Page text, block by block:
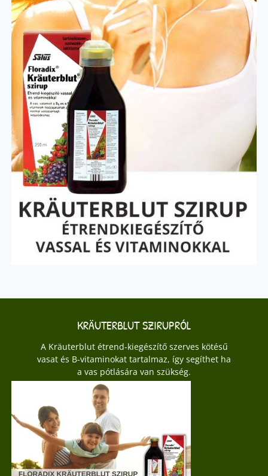
KRÄUTERBLUT SZIRUPRÓL
A Kräuterblut étrend-kiegészítő szerves kötésű
vasat és B-vitaminokat tartalmaz, így segíthet ha
a vas pótlására van szükség.